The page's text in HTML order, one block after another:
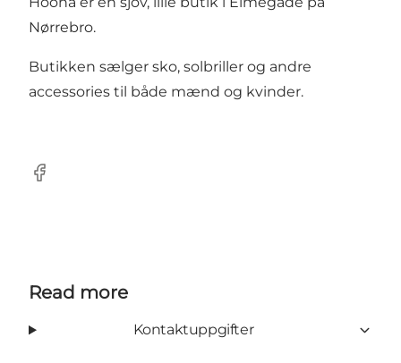
Nørrebro.
Butikken sælger sko, solbriller og andre
accessories til både mænd og kvinder.
Facebook
Read more
Kontaktuppgifter